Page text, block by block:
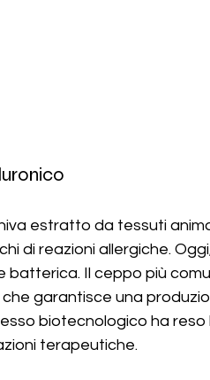
estratto da tessuti
di reazioni allergiche.
Il ceppo più
che garantisce una
biotecnologico ha reso
terapeutiche.